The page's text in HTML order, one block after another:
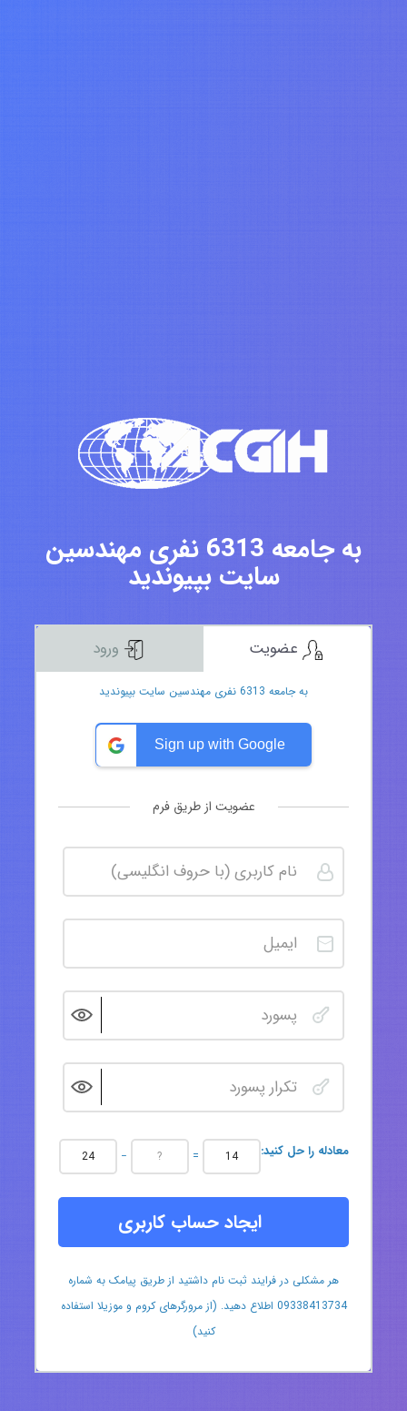
به جامعه 6313 نفری مهندسین
سایت بپیوندید
به جامعه 6313 نفری مهندسین سایت بپیوندید
Sign up with Google
عضویت از طریق فرم
:معادله را حل کنید − =
ایجاد حساب کاربری
هر مشکلی در فرایند ثبت نام داشتید از طریق پیامک به شماره
09338413734 اطلاع دهید. (از مرورگرهای کروم و موزیلا استفاده
کنید)